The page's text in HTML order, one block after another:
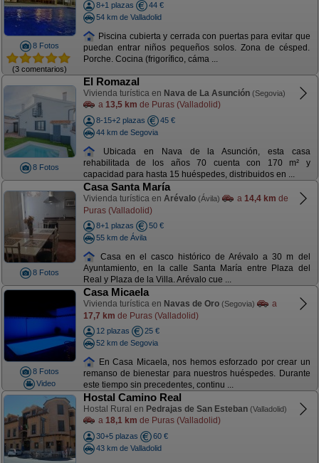
8 Fotos
(3 comentarios)
8+1 plazas
44 €
54 km de Valladolid
Piscina cubierta y cerrada con puertas para evitar que
puedan entrar niños pequeños solos. Zona de césped.
Porche. Cocina (frigorífico, cáma ...
8 Fotos
El Romazal
Vivienda turística en Nava de La Asunción (Segovia)
a 13,5 km de Puras (Valladolid)
8-15+2 plazas
45 €
44 km de Segovia
Ubicada en Nava de la Asunción, esta casa
rehabilitada de los años 70 cuenta con 170 m² y
capacidad para hasta 15 huéspedes, distribuidos en ...
8 Fotos
Casa Santa María
Vivienda turística en Arévalo (Ávila) a 14,4 km de
Puras (Valladolid)
8+1 plazas
50 €
55 km de Ávila
Casa en el casco histórico de Arévalo a 30 m del
Ayuntamiento, en la calle Santa María entre Plaza del
Real y Plaza de la Villa. Arévalo cue ...
8 Fotos
Video
Casa Micaela
Vivienda turística en Navas de Oro (Segovia)
a
17,7 km de Puras (Valladolid)
12 plazas
25 €
52 km de Segovia
En Casa Micaela, nos hemos esforzado por crear un
remanso de bienestar para nuestros huéspedes. Durante
este tiempo sin precedentes, continu ...
Hostal Camino Real
Hostal Rural en Pedrajas de San Esteban (Valladolid)
a 18,1 km de Puras (Valladolid)
30+5 plazas
60 €
43 km de Valladolid